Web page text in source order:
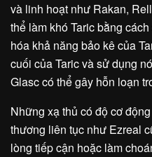
và linh hoạt như Rakan,
thể làm khó Taric bằng
hóa khả năng bảo kê của
cuối của Taric và sử dụng
Glasc có thể gây hỗn loạn
Những xạ thủ có độ cơ
thương liên tục như Ezreal
lòng tiếp cận hoặc làm